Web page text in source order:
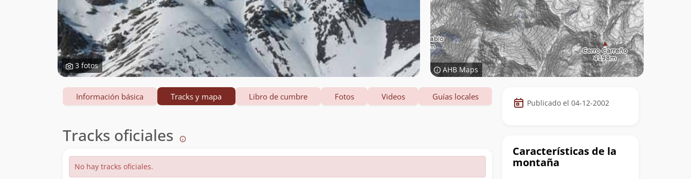
3 fotos AHB Maps
Datos
de
cumbre
Publicado el 04-12-2002
Características de la
montaña
Información básica Tracks y mapa Libro de cumbre Fotos Videos Guías locales
Tracks oficiales
No hay tracks oficiales.